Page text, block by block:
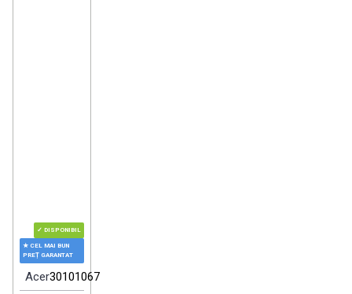
✓ DISPONIBIL
★ CEL MAI BUN
PREȚ GARANTAT
Acer30101067